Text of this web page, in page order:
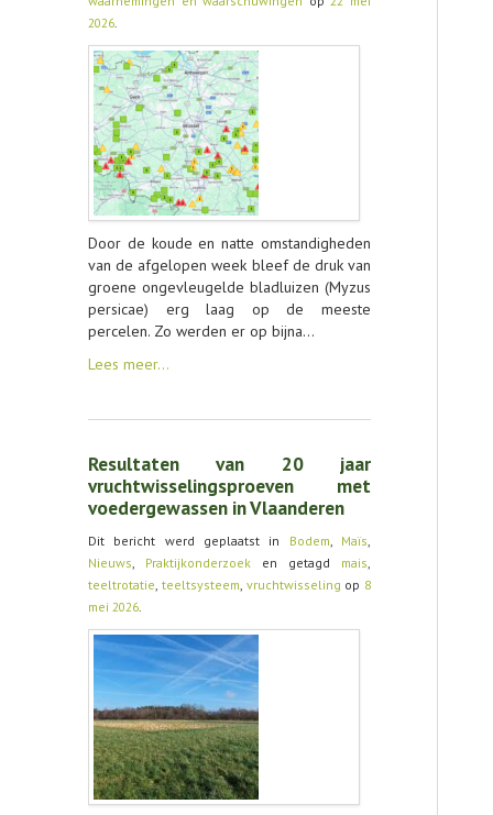
2026.
Door de koude en natte omstandigheden
van de afgelopen week bleef de druk van
groene ongevleugelde bladluizen (Myzus
persicae) erg laag op de meeste
percelen. Zo werden er op bijna…
Lees meer…
Resultaten van 20 jaar
vruchtwisselingsproeven met
voedergewassen in Vlaanderen
Dit bericht werd geplaatst in Bodem, Maïs,
Nieuws, Praktijkonderzoek en getagd mais,
teeltrotatie, teeltsysteem, vruchtwisseling op 8
mei 2026.